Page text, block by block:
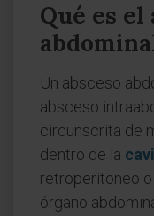
Qué es el
Un absceso
absceso
circunscrita de
dentro de la
retroperitoneo o
órgano